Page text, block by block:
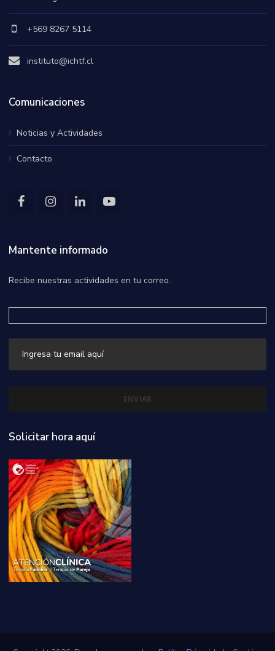
+569 8267 5114
instituto@ichtf.cl
Comunicaciones
Noticias y Actividades
Contacto
Mantente informado
Recibe nuestras actividades en tu correo.
Solicitar hora aquí